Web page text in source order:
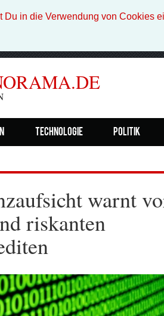
in die Verwendung von
Technologie Politik
warnt
riskanten